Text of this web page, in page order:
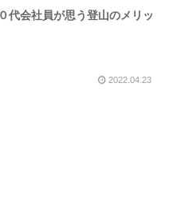
代会社員が思う登山のメリッ
2022.04.23